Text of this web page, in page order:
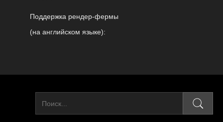
Поддержка рендер-фермы
(на английском языке):